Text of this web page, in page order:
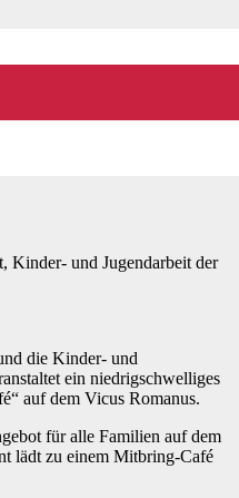
Kinder- und Jugendarbeit der
die Kinder- und
ein niedrigschwelliges
auf dem Vicus Romanus.
für alle Familien auf dem
lädt zu einem Mitbring-Café